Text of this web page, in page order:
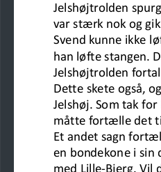
Jelshøjtrolden
var stærk nok og
Svend kunne ikke
han løfte stangen.
Jelshøjtrolden
Dette skete også,
Jelshøj. Som tak
måtte fortælle det
Et andet sagn
en bondekone i sin
med Lille-Bjerg. Vil